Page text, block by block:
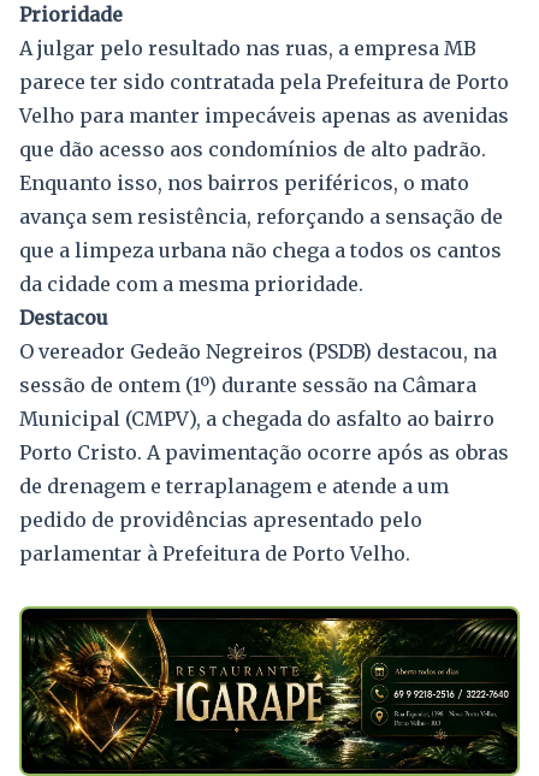
Prioridade
A julgar pelo resultado nas ruas, a empresa MB
parece ter sido contratada pela Prefeitura de Porto
Velho para manter impecáveis apenas as avenidas
que dão acesso aos condomínios de alto padrão.
Enquanto isso, nos bairros periféricos, o mato
avança sem resistência, reforçando a sensação de
que a limpeza urbana não chega a todos os cantos
da cidade com a mesma prioridade.
Destacou
O vereador Gedeão Negreiros (PSDB) destacou, na
sessão de ontem (1º) durante sessão na Câmara
Municipal (CMPV), a chegada do asfalto ao bairro
Porto Cristo. A pavimentação ocorre após as obras
de drenagem e terraplanagem e atende a um
pedido de providências apresentado pelo
parlamentar à Prefeitura de Porto Velho.